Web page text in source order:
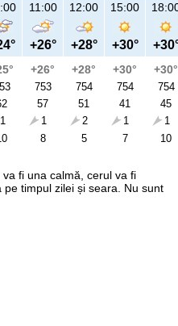
1
11:00
+26°
+26°
753
57
1
8
12:00
+28°
+28°
754
51
2
5
15:00
+30°
+30°
754
41
1
7
+30°
754
45
1
10
fi una calmă, cerul va fi
timpul zilei și seara. Nu sunt